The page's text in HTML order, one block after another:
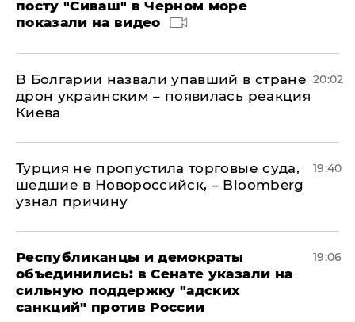
посту "Сиваш" в Черном море
показали на видео
В Болгарии назвали упавший в стране
дрон украинским – появилась реакция
Киева
20:02
Турция не пропустила торговые суда,
шедшие в Новороссийск, – Bloomberg
узнал причину
19:40
Республиканцы и демократы
объединились: в Сенате указали на
сильную поддержку "адских
санкций" против России
19:06